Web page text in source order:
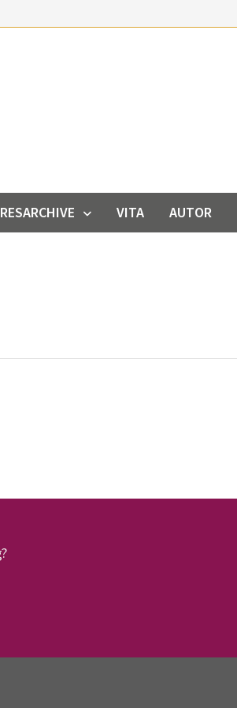
VITA AUTOR